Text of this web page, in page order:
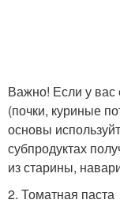
Важно! Если у вас
(почки, куриные
основы
субпродуктах
из старины,
2. Томатная паста